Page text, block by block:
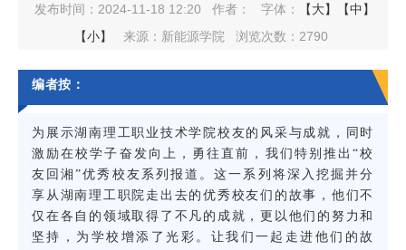
发布时间：2024-11-18 12:20 作者： 字体： 【大】
【中】
【小】
来源：新能源学院 浏览次数： 2790
编者按：
为展示湖南理工职业技术学院校友的风采与成就，同时
激励在校学子奋发向上，勇往直前，我们特别推出“校
友回湘”优秀校友系列报道。这一系列将深入挖掘并分
享从湖南理工职院走出去的优秀校友们的故事，他们不
仅在各自的领域取得了不凡的成就，更以他们的努力和
坚持，为学校增添了光彩。让我们一起走进他们的故